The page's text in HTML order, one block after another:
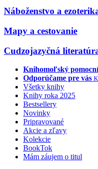
Náboženstvo a
Mapy a cestovanie
Cudzojazyčná
Knihomoľský
Odporúčame pre vás
Všetky knihy
Knihy roka 2025
Bestsellery
Novinky
Pripravované
Akcie a zľavy
Kolekcie
BookTok
Mám záujem o titul